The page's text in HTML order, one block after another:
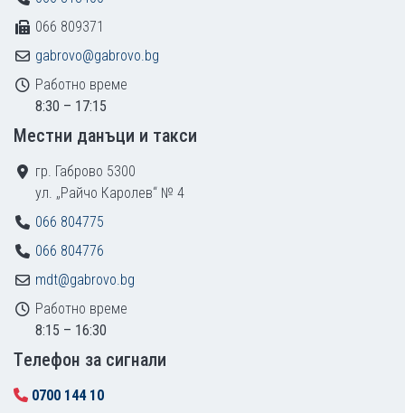
066 809371
gabrovo@gabrovo.bg
Работно време
8:30 – 17:15
Местни данъци и такси
гр. Габрово 5300
ул. „Райчо Каролев“ № 4
066 804775
066 804776
mdt@gabrovo.bg
Работно време
8:15 – 16:30
Tелефон за сигнали
0700 144 10